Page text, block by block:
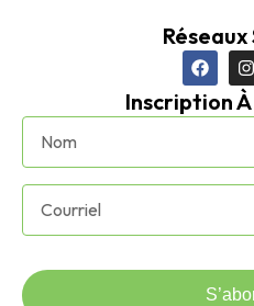
Inscription